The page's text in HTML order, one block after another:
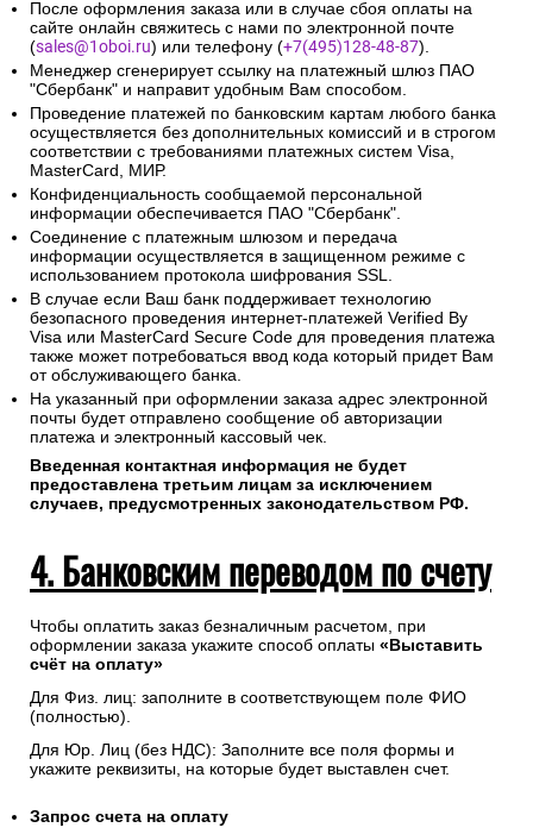
После оформления заказа или в случае сбоя оплаты на
сайте онлайн свяжитесь с нами по электронной почте
(sales@1oboi.ru) или телефону (+7(495)128-48-87).
Менеджер сгенерирует ссылку на платежный шлюз ПАО
"Сбербанк" и направит удобным Вам способом.
Проведение платежей по банковским картам любого банка
осуществляется без дополнительных комиссий и в строгом
соответствии с требованиями платежных систем Visa,
MasterCard, МИР.
Конфиденциальность сообщаемой персональной
информации обеспечивается ПАО "Сбербанк".
Соединение с платежным шлюзом и передача
информации осуществляется в защищенном режиме с
использованием протокола шифрования SSL.
В случае если Ваш банк поддерживает технологию
безопасного проведения интернет-платежей Verified By
Visa или MasterCard Secure Code для проведения платежа
также может потребоваться ввод кода который придет Вам
от обслуживающего банка.
На указанный при оформлении заказа адрес электронной
почты будет отправлено сообщение об авторизации
платежа и электронный кассовый чек.
Введенная контактная информация не будет
предоставлена третьим лицам за исключением
случаев, предусмотренных законодательством РФ.
4. Банковским переводом по счету
Чтобы оплатить заказ безналичным расчетом, при
оформлении заказа укажите способ оплаты «Выставить
счёт на оплату»
Для Физ. лиц: заполните в соответствующем поле ФИО
(полностью).
Для Юр. Лиц (без НДС): Заполните все поля формы и
укажите реквизиты, на которые будет выставлен счет.
Запрос счета на оплату